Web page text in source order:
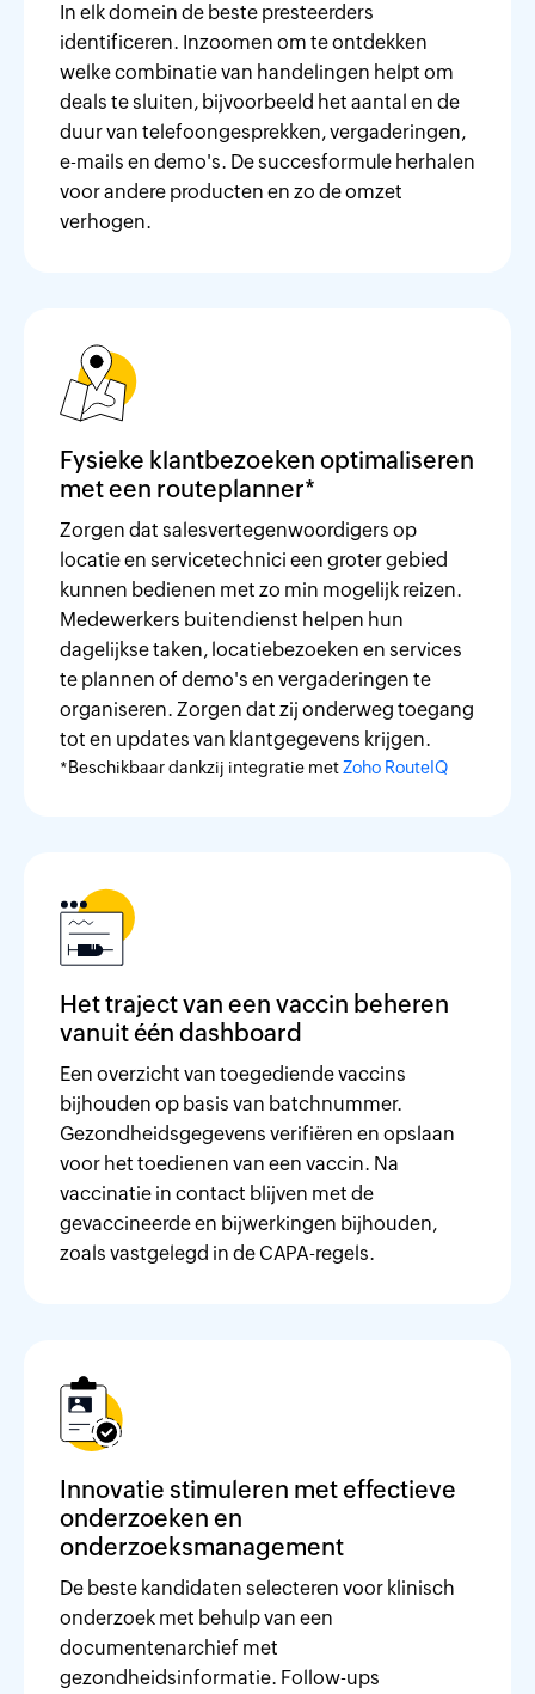
In elk domein de beste presteerders
identificeren. Inzoomen om te ontdekken
welke combinatie van handelingen helpt om
deals te sluiten, bijvoorbeeld het aantal en de
duur van telefoongesprekken, vergaderingen,
e-mails en demo's. De succesformule herhalen
voor andere producten en zo de omzet
verhogen.
Fysieke klantbezoeken optimaliseren
met een routeplanner*
Zorgen dat salesvertegenwoordigers op
locatie en servicetechnici een groter gebied
kunnen bedienen met zo min mogelijk reizen.
Medewerkers buitendienst helpen hun
dagelijkse taken, locatiebezoeken en services
te plannen of demo's en vergaderingen te
organiseren. Zorgen dat zij onderweg toegang
tot en updates van klantgegevens krijgen.
*Beschikbaar dankzij integratie metZoho RouteIQ
Het traject van een vaccin beheren
vanuit één dashboard
Een overzicht van toegediende vaccins
bijhouden op basis van batchnummer.
Gezondheidsgegevens verifiëren en opslaan
voor het toedienen van een vaccin. Na
vaccinatie in contact blijven met de
gevaccineerde en bijwerkingen bijhouden,
zoals vastgelegd in de CAPA-regels.
Innovatie stimuleren met effectieve
onderzoeken en
onderzoeksmanagement
De beste kandidaten selecteren voor klinisch
onderzoek met behulp van een
documentenarchief met
gezondheidsinformatie. Follow-ups